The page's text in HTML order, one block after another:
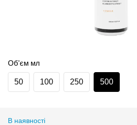
Об'єм мл
50 100 250 500
В наявності